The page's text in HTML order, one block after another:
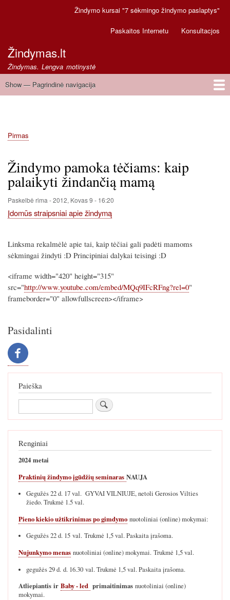
Pereiti
pagrindinį
Žindymo kursai "7 sėkmingo žindymo paslaptys"
Paskaitos Internetu Konsultacjos
Žindymas.lt
Žindymas. Lengva motinystė
Pagrindinė
Show — Pagrindinė navigacija
Kelias
Pirmas
Žindymo pamoka tėčiams: kaip
palaikyti žindančią mamą
Paskelbė rima -2012, Kovas 9 - 16:20
Įdomūs straipsniai apie žindymą
Linksma rekalmėlė apie tai, kaip tėčiai gali padėti mamoms
sėkmingai žindyti :D Principiniai dalykai teisingi :D
<iframe width="420" height="315"
src="http://www.youtube.com/embed/MQq9IFcRFng?rel=0"
frameborder="0" allowfullscreen></iframe>
Pasidalinti
Paieška
Paieška
Renginiai
2024 metai
Praktinių žindymo įgūdžių seminaras NAUJA
Gegužės 22 d. 17 val. GYVAI VILNIUJE, netoli Gerosios Vilties
žiedo. Trukmė 1.5 val.
Pieno kiekio užtikrinimas po gimdymo nuotoliniai (online) mokymai:
Gegužės 22 d. 15 val. Trukmė 1,5 val. Paskaita įrašoma.
Nujunkymo menas nuotoliniai (online) mokymai. Trukmė 1,5 val.
gegužės 29 d. d. 16.30 val. Trukmė 1,5 val. Paskaita įrašoma.
Atliepiantis ir Baby - led primaitinimas nuotoliniai (online)
mokymai.